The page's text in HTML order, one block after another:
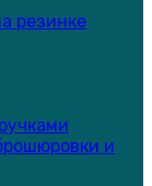
резинке
и